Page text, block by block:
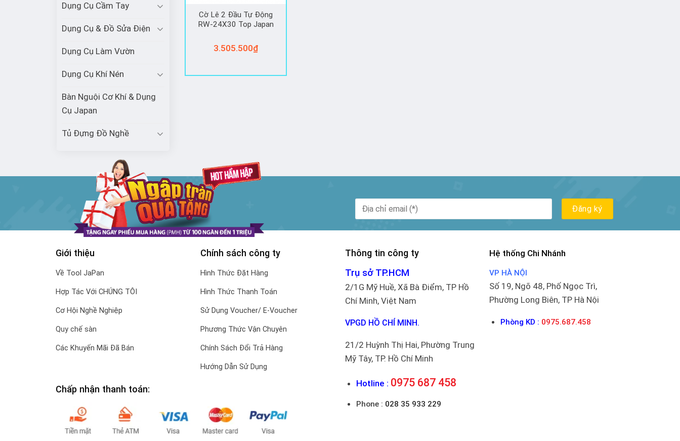
Dụng Cụ Cầm Tay
Dụng Cụ & Đồ Sửa Điện
Dụng Cụ Làm Vườn
Dụng Cụ Khí Nén
Bàn Nguội Cơ Khí & Dụng
Cụ Japan
Tủ Đựng Đồ Nghề
Cờ Lê 2 Đầu Tự Động
RW-24X30 Top Japan
3.505.500₫
Giới thiệu
Về Tool JaPan
Hợp Tác Với CHÚNG TÔI
Cơ Hội Nghề Nghiệp
Quy chế sàn
Các Khuyến Mãi Đã Bán
Chính sách công ty
Hình Thức Đặt Hàng
Hình Thức Thanh Toán
Sử Dụng Voucher/ E-Voucher
Phương Thức Vận Chuyên
Chính Sách Đổi Trả Hàng
Hướng Dẫn Sử Dụng
Chấp nhận thanh toán:
Thông tin công ty
Trụ sở TP.HCM
2/1G Mỹ Huề, Xã Bà Điểm, TP Hồ
Chí Minh, Việt Nam
VPGD HỒ CHÍ MINH.
21/2 Huỳnh Thị Hai, Phường Trung
Mỹ Tây, TP. Hồ Chí Minh
Hotline : 0975 687 458
Phone : 028 35 933 229
Hệ thống Chi Nhánh
VP HÀ NỘI
Số 19, Ngõ 48, Phố Ngọc Trì,
Phường Long Biên, TP Hà Nội
Phòng KD : 0975.687.458